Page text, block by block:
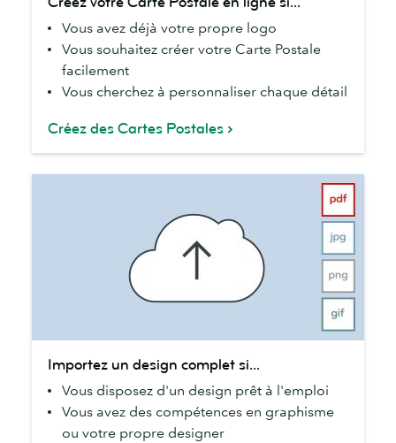
votre
Carte
Postale
ligne
Vous avez déjà votre propre logo
Vous souhaitez créer votre Carte Postale
facilement
Vous cherchez à personnaliser chaque détail
Créez des Cartes Postales
design
complet
Importez un design complet si...
Vous disposez d'un design prêt à l'emploi
Vous avez des compétences en graphisme
ou votre propre designer